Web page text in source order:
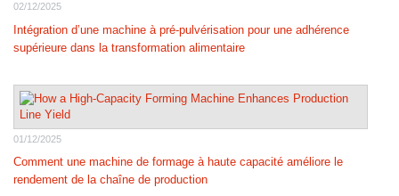
02/12/2025
Intégration d’une machine à pré-pulvérisation pour une adhérence
supérieure dans la transformation alimentaire
01/12/2025
Comment une machine de formage à haute capacité améliore le
rendement de la chaîne de production